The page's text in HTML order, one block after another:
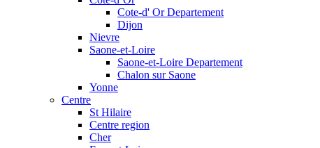
Cote-d' Or Departement
Dijon
Nievre
Saone-et-Loire
Saone-et-Loire Departement
Chalon sur Saone
Yonne
Centre
St Hilaire
Centre region
Cher